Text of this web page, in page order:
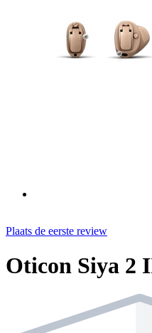
Plaats de eerste review
Oticon Siya 2